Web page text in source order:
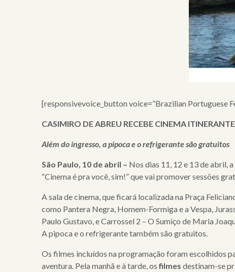
[responsivevoice_button voice=”Brazilian Portuguese
CASIMIRO DE ABREU RECEBE CINEMA
Além do ingresso, a pipoca e o refrigerante são gratuitos
São Paulo, 10 de abril – Nos dias 11, 12 e 13 de abril,
“Cinema é pra você, sim!” que vai promover sessões
A sala de cinema, que ficará localizada na Praça
como Pantera Negra, Homem-Formiga e a Vespa,
Paulo Gustavo, e Carrossel 2 – O Sumiço de Maria
A pipoca e o refrigerante também são gratuitos.
Os filmes incluídos naprogramação foram escolhidos
aventura. Pela manhã e à tarde, osfilmes destinam-se